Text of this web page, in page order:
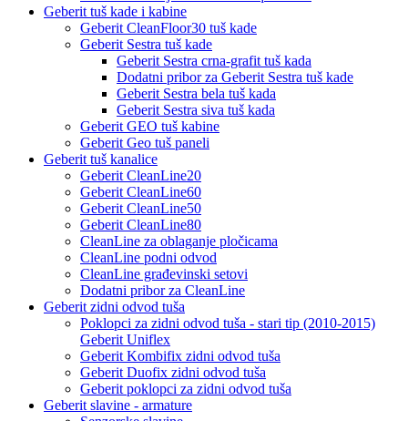
Geberit tuš kade i kabine
Geberit CleanFloor30 tuš kade
Geberit Sestra tuš kade
Geberit Sestra crna-grafit tuš kada
Dodatni pribor za Geberit Sestra tuš kade
Geberit Sestra bela tuš kada
Geberit Sestra siva tuš kada
Geberit GEO tuš kabine
Geberit Geo tuš paneli
Geberit tuš kanalice
Geberit CleanLine20
Geberit CleanLine60
Geberit CleanLine50
Geberit CleanLine80
CleanLine za oblaganje pločicama
CleanLine podni odvod
CleanLine građevinski setovi
Dodatni pribor za CleanLine
Geberit zidni odvod tuša
Poklopci za zidni odvod tuša - stari tip (2010-2015)
Geberit Uniflex
Geberit Kombifix zidni odvod tuša
Geberit Duofix zidni odvod tuša
Geberit poklopci za zidni odvod tuša
Geberit slavine - armature